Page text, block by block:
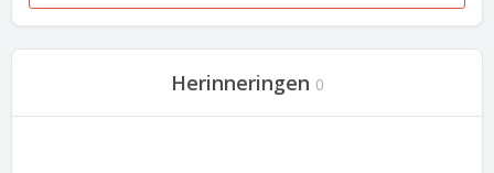
Herinneringen 0